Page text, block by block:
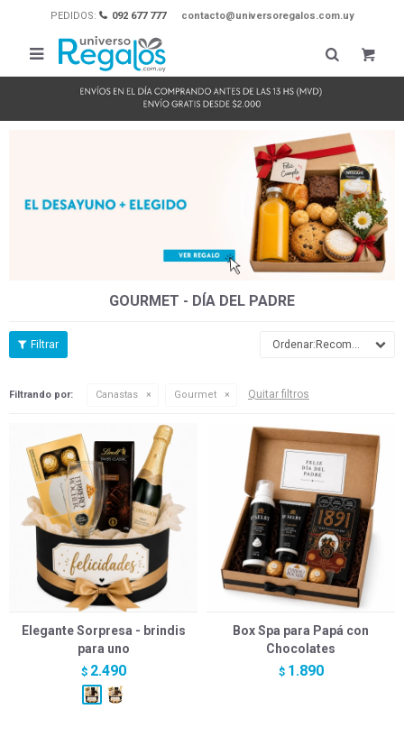
PEDIDOS: 092 677 777 contacto@universoregalos.com.uy

GOURMET - DÍA DEL PADRE
Recomendados
Filtrando por: Canastas Gourmet Quitar filtros
Elegante Sorpresa - brindis
para uno
$ 2.490
Box Spa para Papá con
Chocolates
$ 1.890